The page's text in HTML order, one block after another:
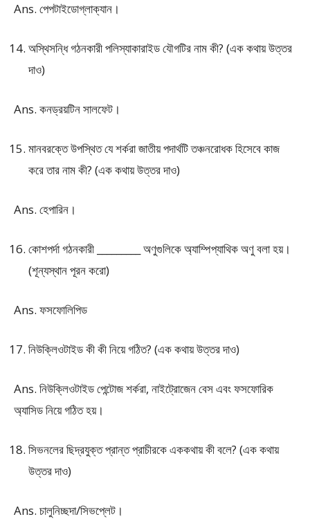
Ans. পেপটাইডোগ্লাক্যান।
অস্থিসন্ধি গঠনকারী পলিস্যাকারাইড যৌগটির নাম কী? (এক কথায় উত্তর
দাও)
Ans. কনড্রয়টিন সালফেট।
মানবরক্তে উপস্থিত যে শর্করা জাতীয় পদার্থটি তঞ্চনরোধক হিসেবে কাজ
করে তার নাম কী? (এক কথায় উত্তর দাও)
Ans. হেপারিন।
কোশপর্দা গঠনকারী _________ অণুগুলিকে অ্যাম্পিপ্যাথিক অণু বলা হয়।
(শূন্যস্থান পূরন করো)
Ans. ফসফোলিপিড
নিউক্লিওটাইড কী কী নিয়ে গঠিত? (এক কথায় উত্তর দাও)
Ans. নিউক্লিওটাইড পেন্টোজ শর্করা, নাইট্রোজেন বেস এবং ফসফোরিক
অ্যাসিড নিয়ে গঠিত হয়।
সিভনলের ছিদ্রযুক্ত প্রান্ত প্রাচীরকে এককথায় কী বলে? (এক কথায়
উত্তর দাও)
Ans. চালুনিচ্ছদা/সিভপ্লেট।